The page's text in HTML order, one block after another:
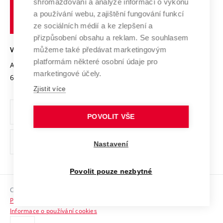
Transfer znalostí
Open Science
Projekty
Projekty ze strukturálních fondů
Specifický výzkum
Služby univerzity
Mezinárodní dohody
Univerzitní sítě
Udržitelná univerzita
Podnikavá univerzita / ContriBUTe
Bezpečná univerzita
Vyznamenání
Organizační struktura
Ochrana osobních údajů
odkaz)
Sociální bezpečí
HR Award
učení
technické
VYSOKÉ UČENÍ TECHNICKÉ V BRNĚ
Antonínská 548/1
602 00 Brno
www.vut.cz
vut@vutbr.cz
Copyright © 2026 VUT
Prohlášení o přístupnosti
Informace o používání cookies
shromažďování a analýze informací o výkonu
a používání webu, zajištění fungování funkcí
ze sociálních médií a ke zlepšení a
přizpůsobení obsahu a reklam. Se souhlasem
můžeme také předávat marketingovým
platformám některé osobní údaje pro
marketingové účely.
Zjistit více
POVOLIT VŠE
Nastavení
Povolit pouze nezbytné